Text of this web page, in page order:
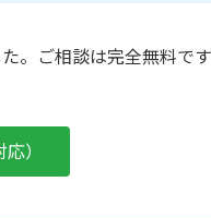
。ご相談は完全無料で
）